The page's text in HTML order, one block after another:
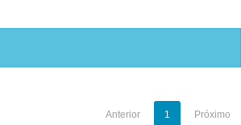
Anterior 1 Próximo